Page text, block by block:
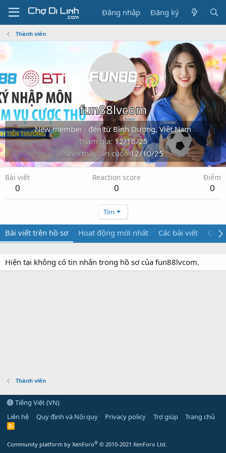
Đăng nhập Đăng ký
Thành viên
fun88lvcom
New member · đến từ Bình Dương, Việt Nam
Tham gia 12/10/25
Nhìn thấy lần cuối 12/10/25
Bài viết
0
Reaction score
0
Điểm
0
Tìm
Bài viết trên hồ sơ Hoạt động mới nhất Các bài viết Giới
Hiện tại không có tin nhắn trong hồ sơ của fun88lvcom.
Thành viên
Tiếng Việt (VN)
Liên hệ
Quy định và Nội quy Privacy policy Trợ giúp Trang chủ
R
Community platform by XenForo® © 2010-2021 XenForo Ltd.